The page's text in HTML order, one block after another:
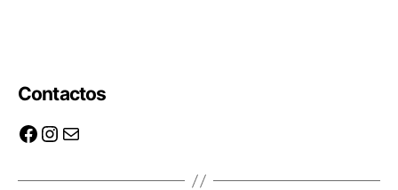
Contactos
Facebook
Instagram
Mail